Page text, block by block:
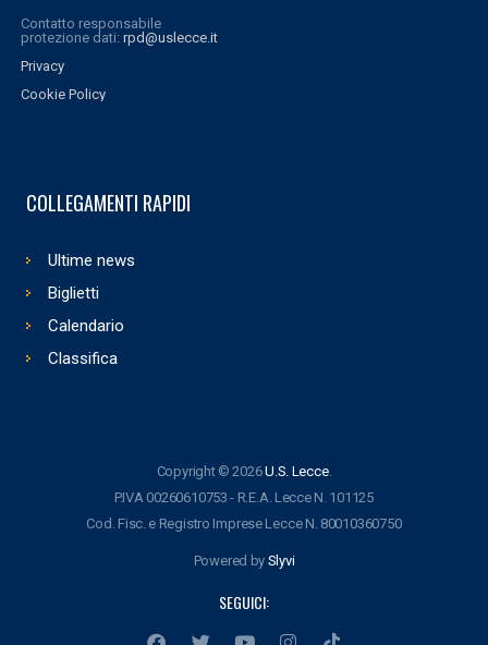
Contatto responsabile
protezione dati: rpd@uslecce.it
Privacy
Cookie Policy
COLLEGAMENTI RAPIDI
Ultime news
Biglietti
Calendario
Classifica
Copyright © 2026U.S. Lecce.
P.IVA 00260610753 - R.E.A. Lecce N. 101125
Cod. Fisc. e Registro Imprese Lecce N. 80010360750
Powered by Slyvi
SEGUICI: